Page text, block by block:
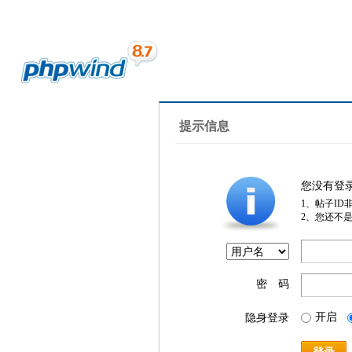
提示信息
您没有登
1、帖子ID
2、您还不
密 码
隐身登录 开启